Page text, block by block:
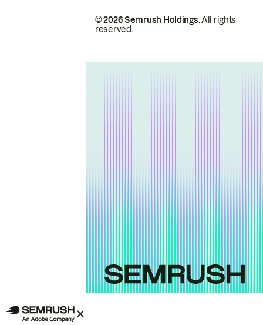
© 2026 Semrush Holdings.All rights
reserved.